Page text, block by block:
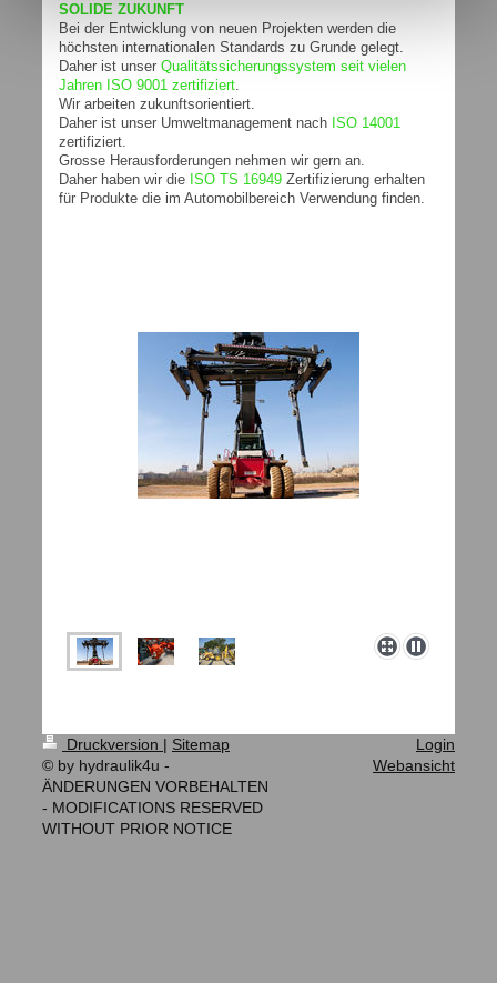
SOLIDE ZUKUNFT
Bei der Entwicklung von neuen Projekten werden die
höchsten internationalen Standards zu Grunde gelegt.
Daher ist unser Qualitätssicherungssystem seit vielen
Jahren ISO 9001 zertifiziert.
Wir arbeiten zukunftsorientiert.
Daher ist unser Umweltmanagement nach ISO 14001
zertifiziert.
Grosse Herausforderungen nehmen wir gern an.
Daher haben wir die ISO TS 16949 Zertifizierung erhalten
für Produkte die im Automobilbereich Verwendung finden.
Druckversion | Sitemap
© by hydraulik4u -
ÄNDERUNGEN VORBEHALTEN
- MODIFICATIONS RESERVED
WITHOUT PRIOR NOTICE
Login
Webansicht